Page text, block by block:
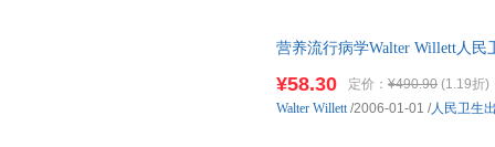
营养流行病学Walter Willett人民
¥58.30 定价： ¥490.90 (1.19折)
Walter Willett/2006-01-01 /人民卫生